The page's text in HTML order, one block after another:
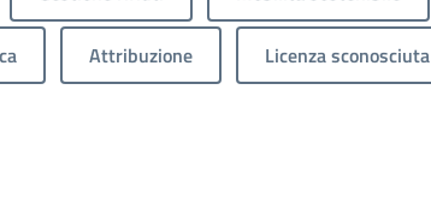
Attribuzione Licenza sconosciuta